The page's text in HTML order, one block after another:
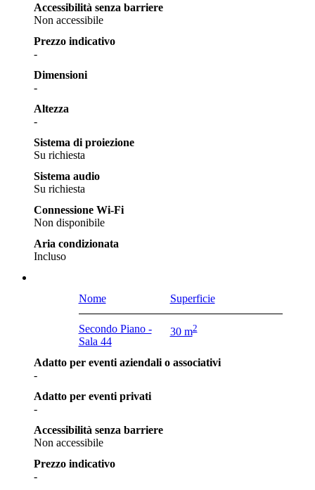
Accessibilità senza barriere
Non accessibile
Prezzo indicativo
-
Dimensioni
-
Altezza
-
Sistema di proiezione
Su richiesta
Sistema audio
Su richiesta
Connessione Wi-Fi
Non disponibile
Aria condizionata
Incluso
Nome Superficie
Secondo Piano -
Sala 44
30 m2
Adatto per eventi aziendali o associativi
-
Adatto per eventi privati
-
Accessibilità senza barriere
Non accessibile
Prezzo indicativo
-